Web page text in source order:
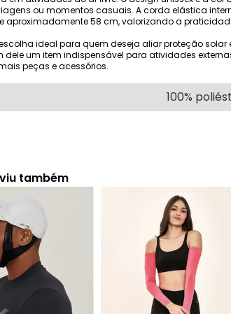
ou momentos casuais. A corda elástica
aproximadamente 58 cm, valorizando a
ideal para quem deseja aliar proteção
dele um item indispensável para atividades
peças e acessórios.
100%
também